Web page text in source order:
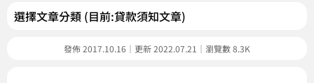
選擇文章分類 (目前:貸款須知文章)
發佈 2017.10.16｜更新 2022.07.21｜瀏覽數 8.3K